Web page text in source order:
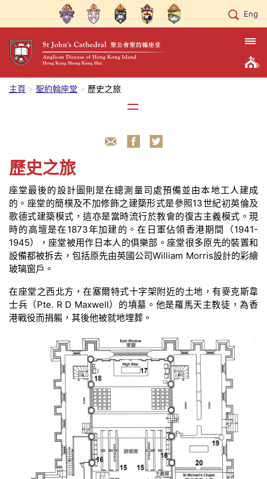
Eng
主頁 聖約翰座堂 歷史之旅
歷史之旅
座堂最後的設計圖則是在總測量司處預備並由本地工人建成
的。座堂的簡樸及不加修飾之建築形式是參照13世紀初英倫及
歌德式建築模式，這亦是當時流行於教會的復古主義模式。現
時的高壇是在1873年加建的。在日軍佔領香港期間（1941-
1945），座堂被用作日本人的俱樂部。座堂很多原先的裝置和
設備都被拆去，包括原先由英國公司William Morris設計的彩繪
玻璃窗戶。
在座堂之西北方，在塞爾特式十字架附近的土地，有麥克斯韋
士兵（Pte. R D Maxwell）的墳墓。他是羅馬天主教徒，為香
港戰役而捐軀，其後他被就地埋葬。